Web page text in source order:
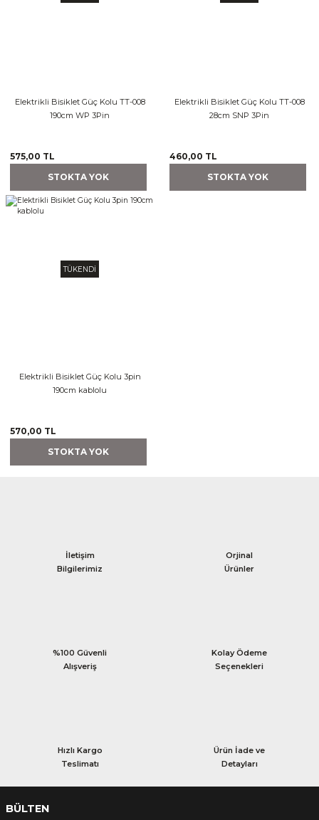
Elektrikli Bisiklet Güç Kolu TT-008
190cm WP 3Pin
575,00 TL
STOKTA YOK
Elektrikli Bisiklet Güç Kolu TT-008
28cm SNP 3Pin
460,00 TL
STOKTA YOK
TÜKENDİ
Elektrikli Bisiklet Güç Kolu 3pin
190cm kablolu
570,00 TL
STOKTA YOK
İletişim
Bilgilerimiz
Orjinal
Ürünler
%100 Güvenli
Alışveriş
Kolay Ödeme
Seçenekleri
Hızlı Kargo
Teslimatı
Ürün İade ve
Detayları
BÜLTEN